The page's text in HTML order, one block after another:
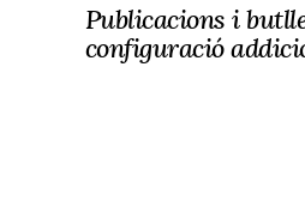
Publicacions i
configuració